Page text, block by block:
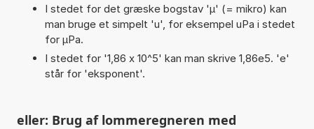
I stedet for det græske bogstav 'µ' (= mikro) kan
man bruge et simpelt 'u', for eksempel uPa i stedet
for µPa.
I stedet for '1,86 x 10^5' kan man skrive 1,86e5. 'e'
står for 'eksponent'.
eller: Brug af lommeregneren med